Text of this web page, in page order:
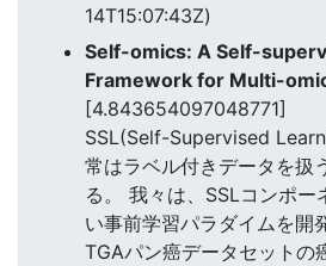
14T15:07:43Z)
Self-omics: A Self-
Framework for Multi-
[4.843654097048771]
SSL(Self-Supervised
常はラベル付きデータを扱
る。 我々は、SSLコンポー
い事前学習パラダイムを開
TGAパン癌データセットの